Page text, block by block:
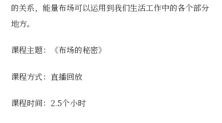
的关系，能量布场可以运用到我们生活工作中的各个部分
地方。
课程主题：《布场的秘密》
课程方式：直播回放
课程时间：2.5个小时